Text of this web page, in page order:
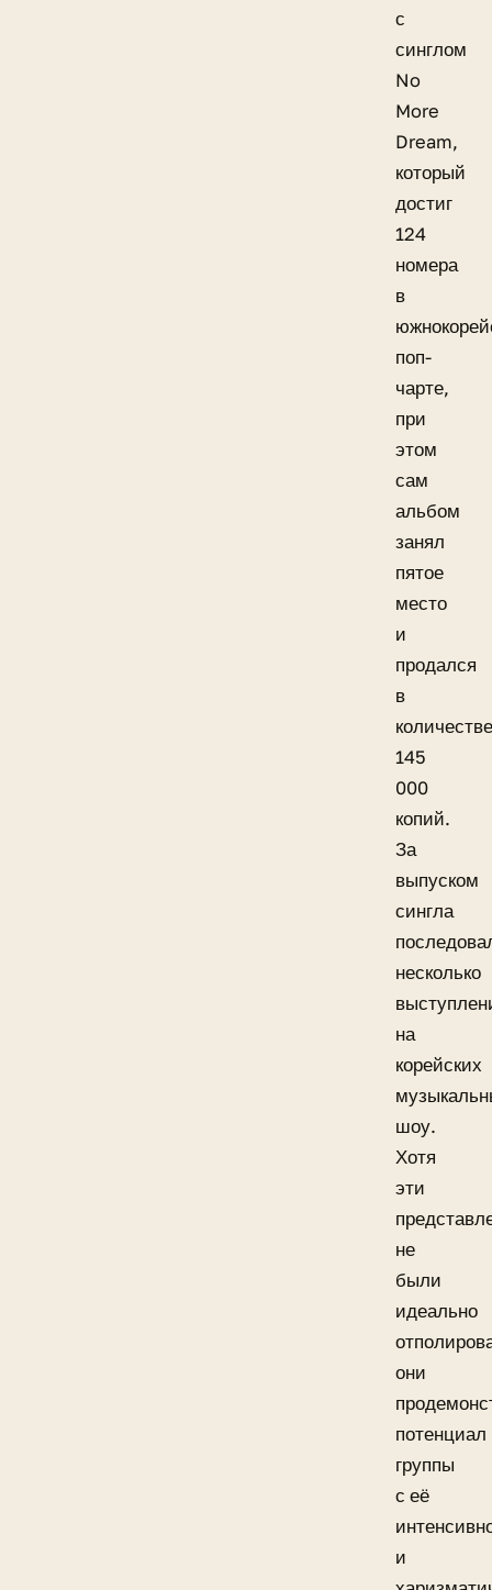
с
синглом
No
More
Dream,
который
достиг
124
номера
в
поп-
чарте,
при
этом
сам
альбом
занял
пятое
место
и
продался
в
количестве
145
000
копий.
За
выпуском
сингла
несколько
на
корейских
шоу.
Хотя
эти
не
были
идеально
они
потенциал
группы
с её
и